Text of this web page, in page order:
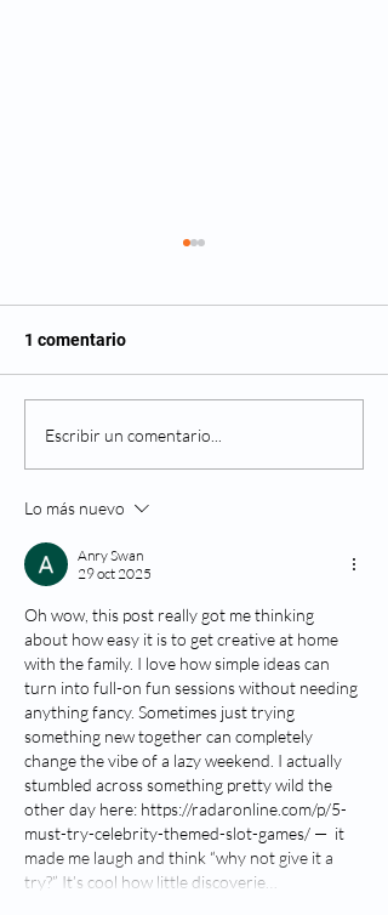
Navidad: El efecto de la
comida en los ojos
1 comentario
Escribir un comentario...
Lo más nuevo
Anry Swan
29 oct 2025
Oh wow, this post really got me thinking
about how easy it is to get creative at home
with the family. I love how simple ideas can
turn into full-on fun sessions without needing
anything fancy. Sometimes just trying
something new together can completely
change the vibe of a lazy weekend. I actually
stumbled across something pretty wild the
other day here: https://radaronline.com/p/5-
must-try-celebrity-themed-slot-games/ —  it
made me laugh and think “why not give it a
try?” It’s cool how little discoverie…